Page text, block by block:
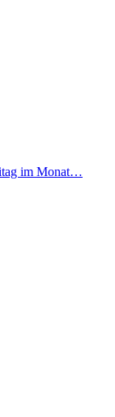
im Monat…